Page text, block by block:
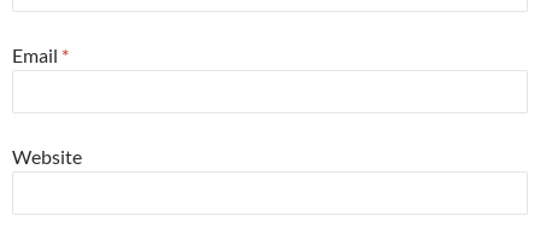
Email *
Website